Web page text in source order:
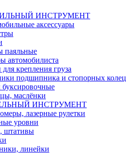
ИНСТРУМЕНТ
аксессуары
паяльные
автомобилиста
крепления груза
подшипника и стопорных колец
маслёнки
ИНСТРУМЕНТ
лазерные рулетки
уровни
штативы
линейки